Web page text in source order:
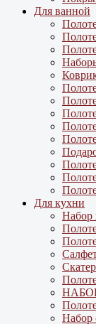
Для ванной
Для кухни
Набор
Набор